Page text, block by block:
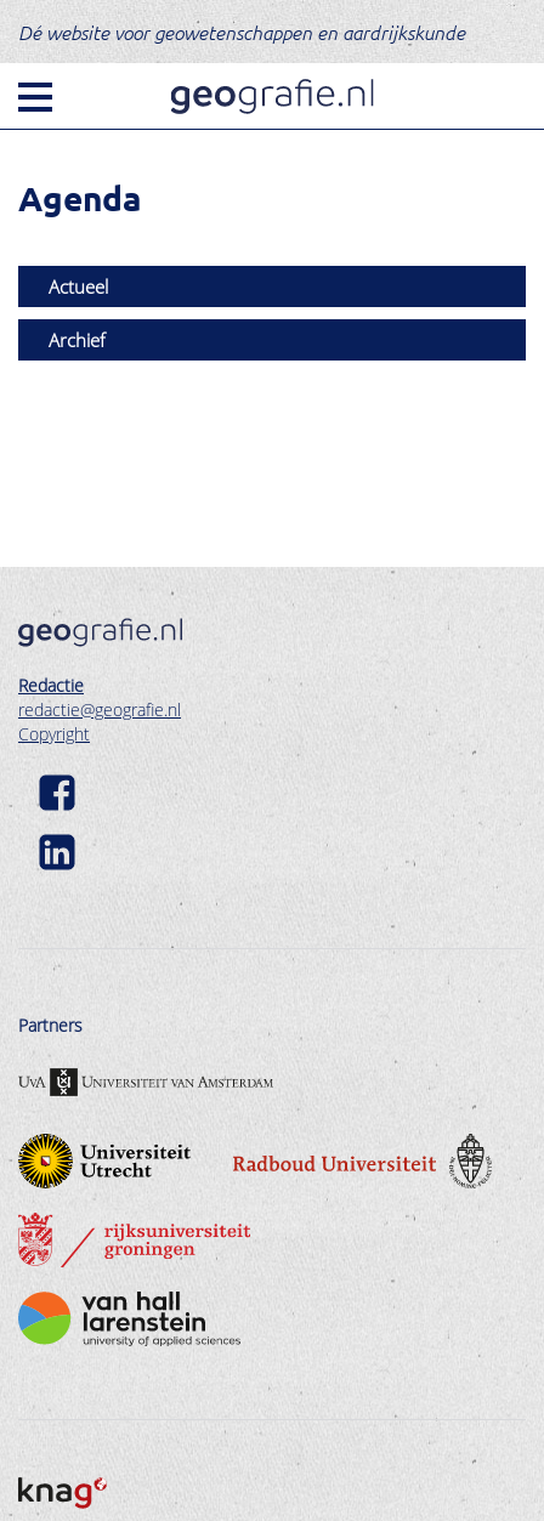
Dé website voor geowetenschappen en aardrijkskunde
Agenda
Actueel
Archief
Redactie
redactie@geografie.nl
Copyright
Partners